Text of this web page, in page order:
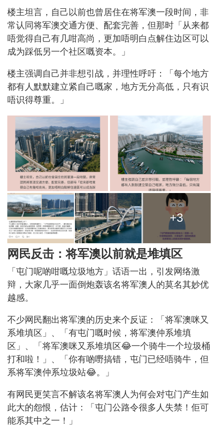
楼主坦言，自己以前也曾居住在将军澳一段时间，非
常认同将军澳交通方便、配套完善，但那时「从来都
唔觉得自己有几咁高尚，更加唔明白点解住边区可以
成为踩低另一个社区嘅资本。」
楼主强调自己并非想引战，并理性呼吁：「每个地方
都有人默默建立紧自己嘅家，地方无分高低，只有识
唔识得尊重。」
+3
网民反击：将军澳以前就是堆填区
「屯门呢啲咁嘅垃圾地方」话语一出，引发网络激
辩，大家几乎一面倒炮轰该名将军澳人的莫名其妙优
越感。
不少网民翻出将军澳的历史来个反证：「将军澳咪又
系堆填区」、「有屯门嘅时候，将军澳仲系堆填
区」、「将军澳咪又系堆填区😂一个骑牛一个垃圾桶
打和啦！」、「你有啲嘢搞错，屯门已经唔骑牛，但
系将军澳仲系垃圾站😂。」
有网民更笑言不解该名将军澳人为何会对屯门产生如
此大的怨恨，估计：「屯门公路令很多人失禁！佢可
能系其中之一！」